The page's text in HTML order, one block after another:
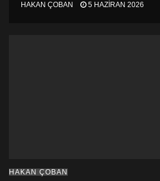
HAKAN ÇOBAN 5 HAZIRAN 2026
HAKAN ÇOBAN